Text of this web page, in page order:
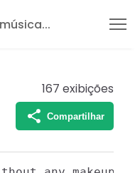
167 exibições
Compartilhar